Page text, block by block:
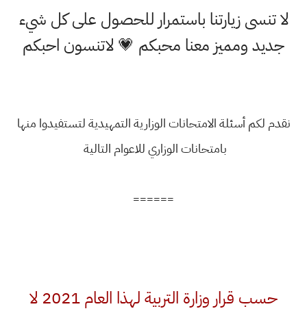
لا تنسى زيارتنا باستمرار للحصول على كل شيء
جديد ومميز معنا محبكم 💗 لاتنسون احبكم
نقدم لكم أسئلة الامتحانات الوزارية التمهيدية لتستفيدوا منها
بامتحانات الوزاري للاعوام التالية
======
حسب قرار وزارة التربية لهذا العام 2021 لا